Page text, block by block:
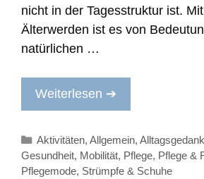
nicht in der Tagesstruktur ist.
Älterwerden ist es von
natürlichen …
Weiterlesen ➔
Kategorien
Aktivitäten,Allgemein,
Gesundheit, Mobilität, Pflege, Pflege &
Pflegemode, Strümpfe & Schuhe